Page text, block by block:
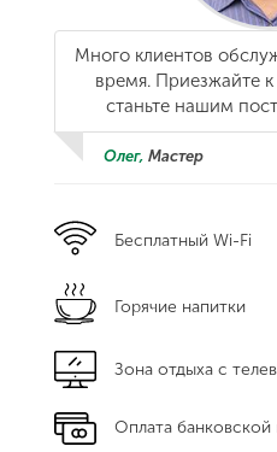
Много клиентов
время. Приезжайте
станьте нашим
Олег, Мастер
Бесплатный Wi-Fi
Горячие напитки
Зона отдыха с
Оплата банковской